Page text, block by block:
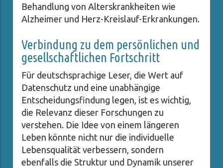
Behandlung von Alterskrankheiten wie
Alzheimer und Herz-Kreislauf-Erkrankungen.
Verbindung zu dem persönlichen und
gesellschaftlichen Fortschritt
Für deutschsprachige Leser, die Wert auf
Datenschutz und eine unabhängige
Entscheidungsfindung legen, ist es wichtig,
die Relevanz dieser Forschungen zu
verstehen. Die Idee von einem längeren
Leben könnte nicht nur die individuelle
Lebensqualität verbessern, sondern
ebenfalls die Struktur und Dynamik unserer